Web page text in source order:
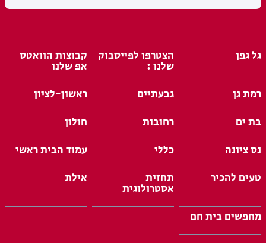
גל גפן הצטרפו לפייסבוק
שלנו :
קבוצות הוואטס
אפ שלנו
רמת גן
גבעתיים
ראשון-לציון
בת ים
רחובות
חולון
נס ציונה
כללי
עמוד הבית ראשי
טעים להכיר
תחזית
אסטרולוגית
אילת
מחפשים בית חם